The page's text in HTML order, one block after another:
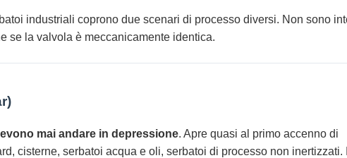
industriali coprono due scenari di processo diversi. Non sono
se la valvola è meccanicamente identica.
mai andare in depressione. Apre quasi al primo accenno di
cisterne, serbatoi acqua e oli, serbatoi di processo non inertizzati. Il